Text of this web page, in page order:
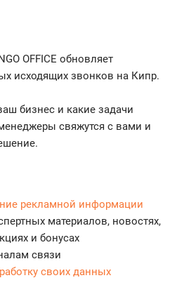
OFFICE обновляет
исходящих звонков на Кипр.
бизнес и какие задачи
свяжутся с вами и
рекламной информации
материалов, новостях,
и бонусах
связи
своих данных